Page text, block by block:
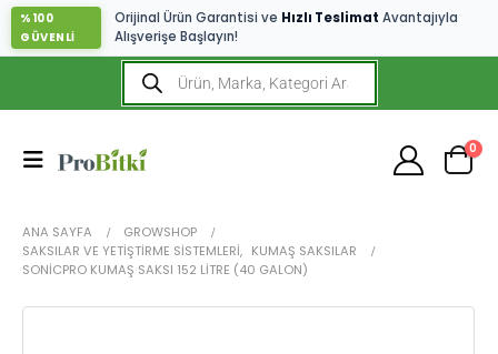
%100
GÜVENLİ
Orijinal Ürün Garantisi ve Hızlı Teslimat Avantajıyla
Alışverişe Başlayın!
0
ANA SAYFA
GROWSHOP
SAKSILAR VE YETIŞTIRME SISTEMLERI, KUMAŞ SAKSILAR
SONICPRO KUMAŞ SAKSI 152 LITRE (40 GALON)